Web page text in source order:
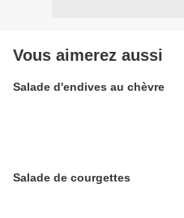
Vous aimerez aussi
Salade d'endives au chèvre
Salade de courgettes